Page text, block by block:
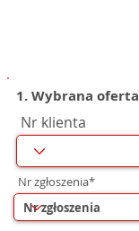
1. Wybrana oferta
Nr klienta
Nr zgłoszenia*